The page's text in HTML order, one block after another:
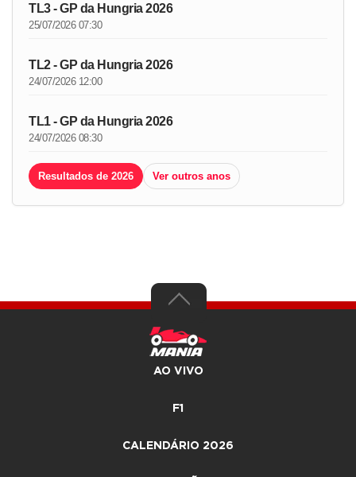
TL3 - GP da Hungria 2026
25/07/2026 07:30
TL2 - GP da Hungria 2026
24/07/2026 12:00
TL1 - GP da Hungria 2026
24/07/2026 08:30
Resultados de 2026 Ver outros anos
AO VIVO
F1
CALENDÁRIO 2026